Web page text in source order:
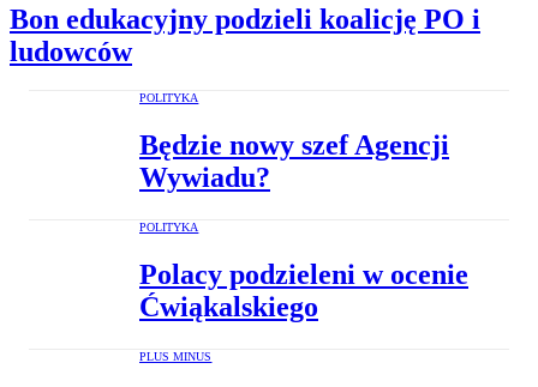
Bon edukacyjny podzieli koalicję PO i
ludowców
POLITYKA
Będzie nowy szef Agencji
Wywiadu?
POLITYKA
Polacy podzieleni w ocenie
Ćwiąkalskiego
PLUS MINUS